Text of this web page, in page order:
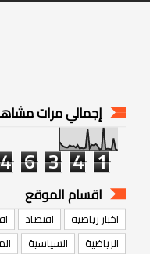
إجمالي مرات
4 6 3 4 1
اقسام الموقع
اخبار رياضية اقتصاد
الرياضية
السياسية